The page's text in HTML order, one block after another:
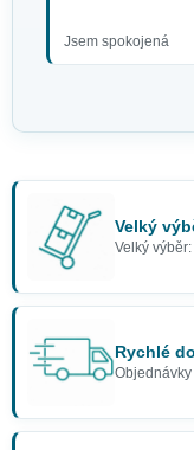
Jsem spokojená
Velký
Velký
Rychlé